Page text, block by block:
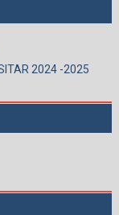
2024 -2025